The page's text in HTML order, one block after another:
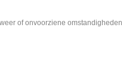
of onvoorziene omstandigheden